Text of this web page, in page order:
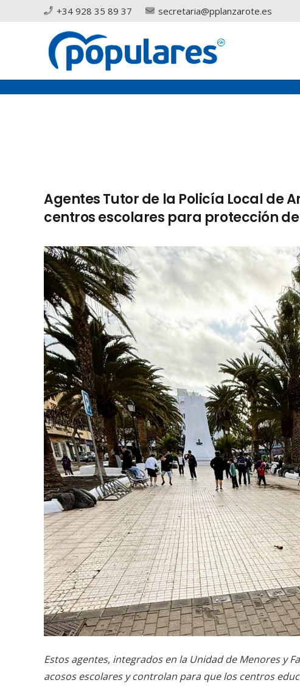
+34 928 35 89 37 secretaria@pplanzarote.es
Agentes Tutor de la Policía Local de
centros escolares para protección
Estos agentes, integrados en la Unidad de Menores y
acosos escolares y controlan para que los centros